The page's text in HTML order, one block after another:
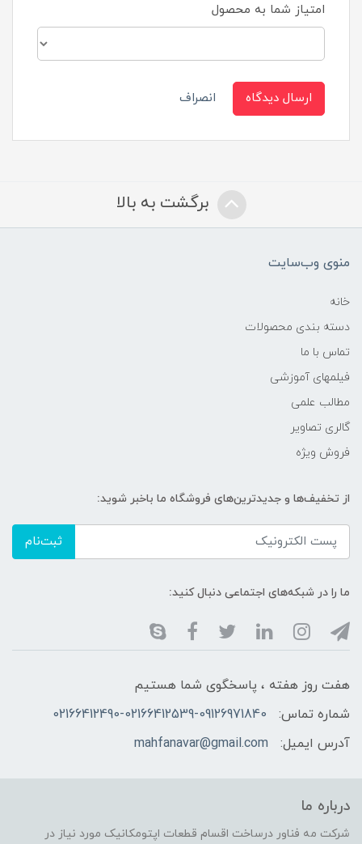
امتیاز شما به محصول
ارسال دیدگاه انصراف
برگشت به بالا
منوی وب‌سایت
خانه
دسته بندی محصولات
تماس با ما
فیلمهای آموزشی
مطالب علمی
گالری تصاویر
فروش ویژه
از تخفیف‌ها و جدیدترین‌های فروشگاه ما باخبر شوید:
ثبت‌نام
ما را در شبکه‌های اجتماعی دنبال کنید:
هفت روز هفته ، پاسخگوی شما هستیم
شماره تماس:
02166412490-02166412539-09126971840
آدرس ایمیل:
mahfanavar@gmail.com
درباره ما
شرکت مه فناور درساخت اقسام قطعات اپتومکانیک مورد نیاز در